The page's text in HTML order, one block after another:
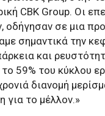
CBK Group. Οι
οδήγησαν σε μια
σημαντικά την
και
59% του κύκλου
διανομή
για το μέλλον.»